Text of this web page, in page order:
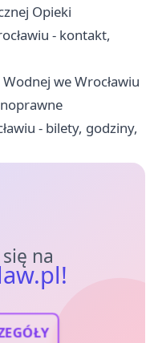
Opieki
- kontakt,
we Wrocławiu
- bilety, godziny,
na